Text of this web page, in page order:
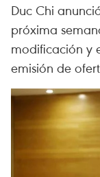
Duc Chi
próxima
modificación y
emisión de